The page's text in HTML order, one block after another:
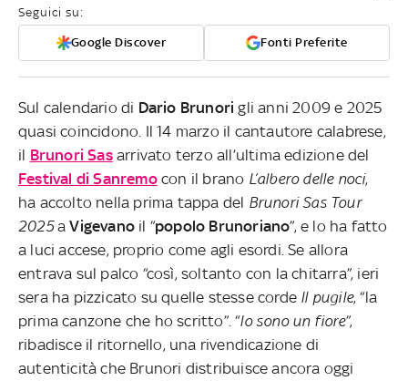
Seguici su:
Google Discover Fonti Preferite
Sul calendario di Dario Brunorigli anni 2009 e 2025
quasi coincidono. Il 14 marzo il cantautore calabrese,
il Brunori Sasarrivato terzo all’ultima edizione del
Festival di Sanremocon il brano L’albero delle noci,
ha accolto nella prima tappa del Brunori Sas Tour
2025aVigevano il “popolo Brunoriano”, e lo ha fatto
a luci accese, proprio come agli esordi. Se allora
entrava sul palco “così, soltanto con la chitarra”, ieri
sera ha pizzicato su quelle stesse corde Il pugile, “la
prima canzone che ho scritto”. “Io sono un fiore”,
ribadisce il ritornello, una rivendicazione di
autenticità che Brunori distribuisce ancora oggi